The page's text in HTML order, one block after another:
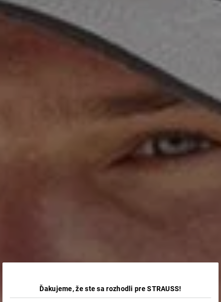
Ďakujeme, že ste sa rozhodli pre STRAUSS!